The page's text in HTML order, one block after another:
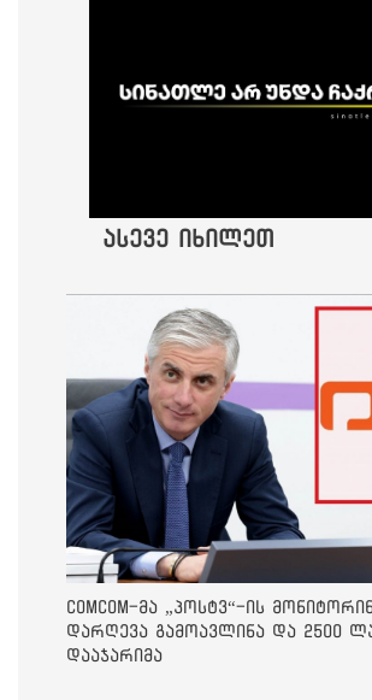
ასევე იხილეთ
ComCom-მა „პოსტვ“-ის
დარღევა გამოავლინა და 2500
დააჯარიმა